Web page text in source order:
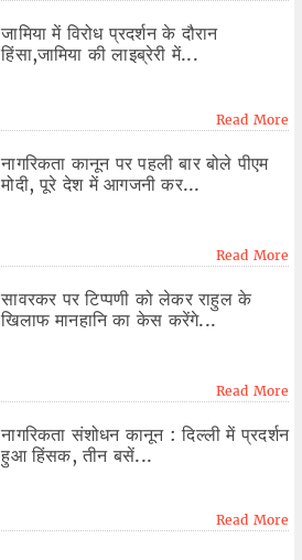
जामिया में विरोध प्रदर्शन के दौरान
हिंसा,जामिया की लाइब्रेरी में...
Read More
नागरिकता कानून पर पहली बार बोले पीएम
मोदी, पूरे देश में आगजनी कर...
Read More
सावरकर पर टिप्पणी को लेकर राहुल के
खिलाफ मानहानि का केस करेंगे...
Read More
नागरिकता संशोधन कानून : दिल्ली में प्रदर्शन
हुआ हिंसक, तीन बसें...
Read More